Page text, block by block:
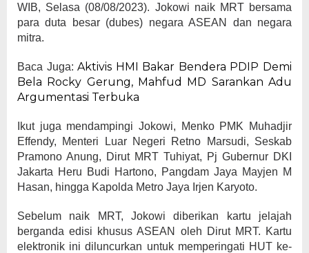
WIB, Selasa (08/08/2023). Jokowi naik MRT bersama
para duta besar (dubes) negara ASEAN dan negara
mitra.
Baca Juga:Aktivis HMI Bakar Bendera PDIP Demi
Bela Rocky Gerung, Mahfud MD Sarankan Adu
Argumentasi Terbuka
Ikut juga mendampingi Jokowi, Menko PMK Muhadjir
Effendy, Menteri Luar Negeri Retno Marsudi, Seskab
Pramono Anung, Dirut MRT Tuhiyat, Pj Gubernur DKI
Jakarta Heru Budi Hartono, Pangdam Jaya Mayjen M
Hasan, hingga Kapolda Metro Jaya Irjen Karyoto.
Sebelum naik MRT, Jokowi diberikan kartu jelajah
berganda edisi khusus ASEAN oleh Dirut MRT. Kartu
elektronik ini diluncurkan untuk memperingati HUT ke-